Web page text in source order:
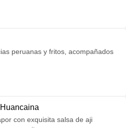
peruanas y fritos, acompañados
con exquisita salsa de aji